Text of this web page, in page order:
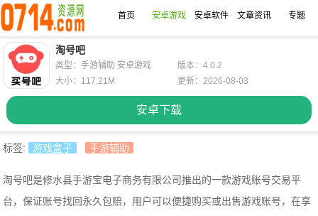
首页 安卓游戏 安卓软件 文章资讯 专题
淘号吧
安卓下载
类型：手游辅助 安卓游戏
版本：4.0.2
大小：117.21M
更新：2026-08-03
标签: 游戏盒子 手游辅助
淘号吧是修水县手游宝电子商务有限公司推出的一款游戏账号交易平
台，保证账号找回永久包赔，用户可以便捷购买或出售游戏账号，在享